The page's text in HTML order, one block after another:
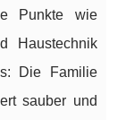
Punkte wie
Haustechnik
Die Familie
sauber und